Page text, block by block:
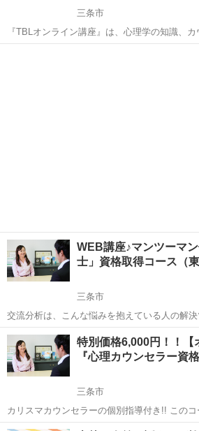
三条市
『TBLオンライン講座』は、心理学の知識、
クが、世界中どこにいても、いつでも、何度
WEB講座♪マンツーマ
士」資格取得コース（
三条市
交流分析は、こんな悩みを抱えている人の解決ツール
部下に、どう指導したらいいのか分からない
て、上手く指導できたり、できなかったり。 ●
かに暮らしたいのに、イライラし...
新潟 三条市 心理学
特別価格6,000円！！【
『心理カウンセラー資
三条市
カリスマカウンセラーの個別指導付き!! この
受講後、プロカウンセラーの個人セッション